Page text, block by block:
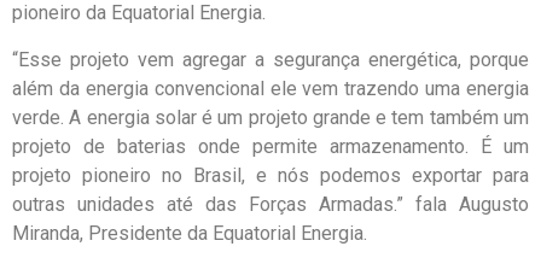
pioneiro da Equatorial Energia.
“Esse projeto vem agregar a segurança energética, porque
além da energia convencional ele vem trazendo uma energia
verde. A energia solar é um projeto grande e tem também um
projeto de baterias onde permite armazenamento. É um
projeto pioneiro no Brasil, e nós podemos exportar para
outras unidades até das Forças Armadas.” fala Augusto
Miranda, Presidente da Equatorial Energia.